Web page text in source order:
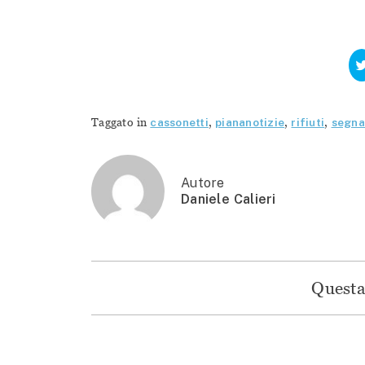
Taggato in cassonetti, piananotizie, rifiuti,
Autore
Daniele Calieri